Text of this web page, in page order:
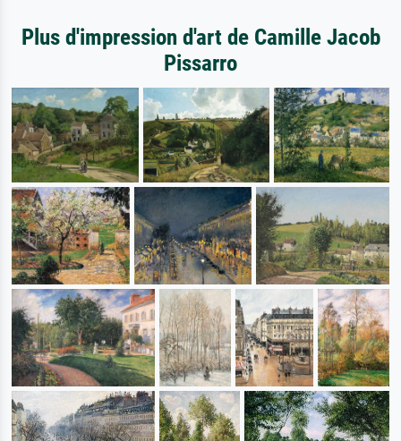
Plus d'impression d'art de Camille Jacob
Pissarro